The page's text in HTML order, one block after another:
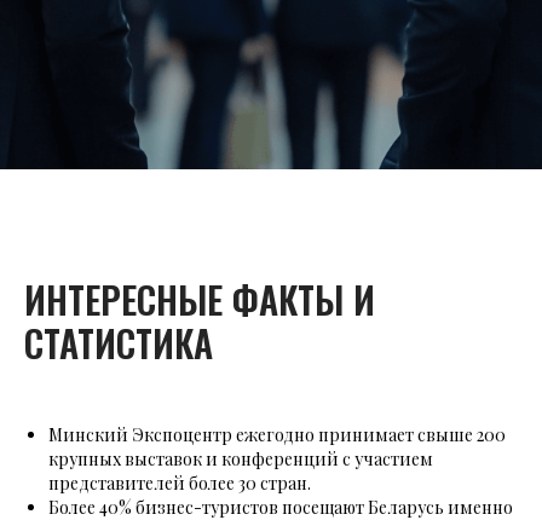
ИНТЕРЕСНЫЕ ФАКТЫ И
СТАТИСТИКА
Минский Экспоцентр ежегодно принимает свыше 200
крупных выставок и конференций с участием
представителей более 30 стран.
Более 40% бизнес-туристов посещают Беларусь именно